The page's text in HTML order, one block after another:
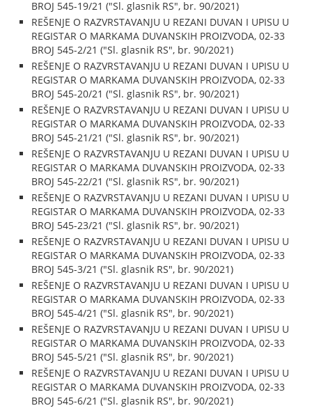
BROJ 545-19/21 ("Sl. glasnik RS", br. 90/2021)
REŠENJE O RAZVRSTAVANJU U REZANI DUVAN I UPISU U
REGISTAR O MARKAMA DUVANSKIH PROIZVODA, 02-33
BROJ 545-2/21 ("Sl. glasnik RS", br. 90/2021)
REŠENJE O RAZVRSTAVANJU U REZANI DUVAN I UPISU U
REGISTAR O MARKAMA DUVANSKIH PROIZVODA, 02-33
BROJ 545-20/21 ("Sl. glasnik RS", br. 90/2021)
REŠENJE O RAZVRSTAVANJU U REZANI DUVAN I UPISU U
REGISTAR O MARKAMA DUVANSKIH PROIZVODA, 02-33
BROJ 545-21/21 ("Sl. glasnik RS", br. 90/2021)
REŠENJE O RAZVRSTAVANJU U REZANI DUVAN I UPISU U
REGISTAR O MARKAMA DUVANSKIH PROIZVODA, 02-33
BROJ 545-22/21 ("Sl. glasnik RS", br. 90/2021)
REŠENJE O RAZVRSTAVANJU U REZANI DUVAN I UPISU U
REGISTAR O MARKAMA DUVANSKIH PROIZVODA, 02-33
BROJ 545-23/21 ("Sl. glasnik RS", br. 90/2021)
REŠENJE O RAZVRSTAVANJU U REZANI DUVAN I UPISU U
REGISTAR O MARKAMA DUVANSKIH PROIZVODA, 02-33
BROJ 545-3/21 ("Sl. glasnik RS", br. 90/2021)
REŠENJE O RAZVRSTAVANJU U REZANI DUVAN I UPISU U
REGISTAR O MARKAMA DUVANSKIH PROIZVODA, 02-33
BROJ 545-4/21 ("Sl. glasnik RS", br. 90/2021)
REŠENJE O RAZVRSTAVANJU U REZANI DUVAN I UPISU U
REGISTAR O MARKAMA DUVANSKIH PROIZVODA, 02-33
BROJ 545-5/21 ("Sl. glasnik RS", br. 90/2021)
REŠENJE O RAZVRSTAVANJU U REZANI DUVAN I UPISU U
REGISTAR O MARKAMA DUVANSKIH PROIZVODA, 02-33
BROJ 545-6/21 ("Sl. glasnik RS", br. 90/2021)